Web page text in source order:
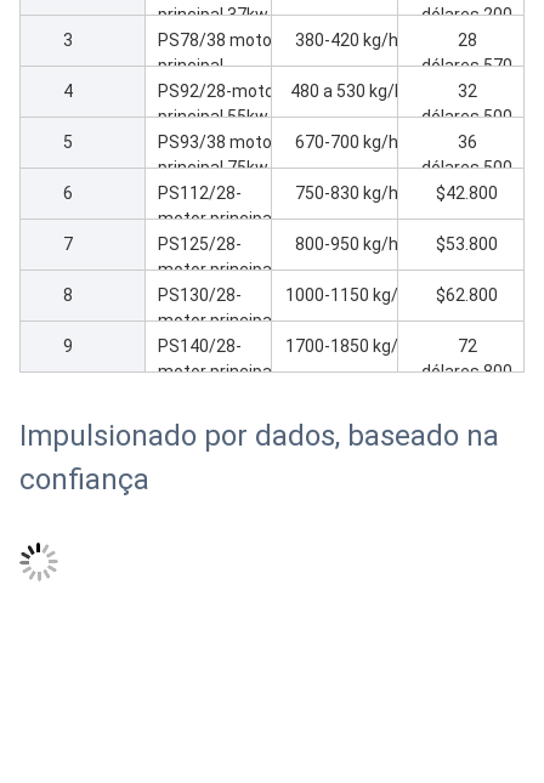
principal
PS67/28
principal 37kw
Extrusora
dólares.200
3
PS78/38 motor
principal
máquina de
extrusão de 45
kW
380-420 kg/h
28
dólares.570
4
PS92/28-motor
principal 55kw
Máquina de
extrusão
480 a 530 kg/h
32
dólares.500
5
PS93/38 motor
principal 75kw
Máquina de
extrusão
670-700 kg/h
36
dólares.500
6
PS112/28-
motor principal
90 kW Máquina
de extrusão
750-830 kg/h $42.800
7
PS125/28-
motor principal
110kw Máquina
de extrusão
800-950 kg/h $53.800
8
PS130/28-
motor principal
132kw Máquina
de extrusão
1000-1150 kg/h $62.800
9
PS140/28-
motor principal
de extrusão
1700-1850 kg/h
72
dólares.800
Impulsionado por dados, baseado na
confiança